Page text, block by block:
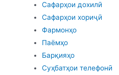
Сафарҳои дохилӣ
Сафарҳои хориҷӣ
Фармонҳо
Паёмҳо
Барқияҳо
Суҳбатҳои телефонӣ